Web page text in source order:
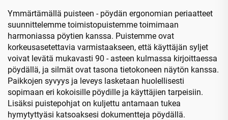
Ymmärtämällä puisteen - pöydän ergonomian periaatteet
suunnittelemme toimistopuistemme toimimaan
harmoniassa pöytien kanssa. Puistemme ovat
korkeusasetettavia varmistaakseen, että käyttäjän syljet
voivat levätä mukavasti 90 - asteen kulmassa kirjoittaessa
pöydällä, ja silmät ovat tasona tietokoneen näytön kanssa.
Paikkojen syvyys ja leveys lasketaan huolellisesti
sopimaan eri kokoisille pöydille ja käyttäjien tarpeisiin.
Lisäksi puistepohjat on kuljettu antamaan tukea
hymytyttyäsi katsoaksesi dokumentteja pöydällä.